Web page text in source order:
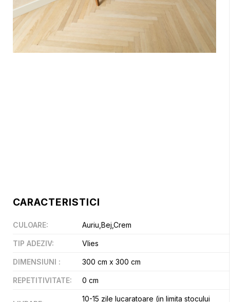
CARACTERISTICI
CULOARE: Auriu,Bej,Crem
TIP ADEZIV: Vlies
DIMENSIUNI : 300 cm x 300 cm
REPETITIVITATE: 0 cm
10-15 zile lucaratoare (in limita stocului